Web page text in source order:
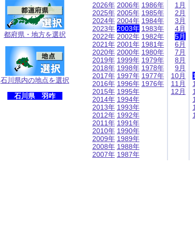
都府県・地方を選択
石川県内の地点を選択
石川県 羽咋
2026年
2025年
2024年
2023年
2022年
2021年
2020年
2019年
2018年
2017年
2016年
2015年
2014年
2013年
2012年
2011年
2010年
2009年
2008年
2007年
2006年
2005年
2004年
2003年
2002年
2001年
2000年
1999年
1998年
1997年
1996年
1995年
1994年
1993年
1992年
1991年
1990年
1989年
1988年
1987年
1986年
1985年
1984年
1983年
1982年
1981年
1980年
1979年
1978年
1977年
1976年
1月
2月
3月
4月
5月
6月
7月
8月
9月
10月
11月
12月